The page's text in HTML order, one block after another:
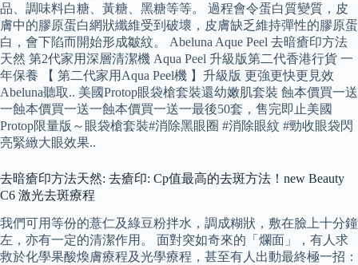
品、調味料白糖、黃糖、黑糖等等。 過程會令蛋白質變質，皮
膚中的膠原蛋白網狀纖維受到破壞，皮膚缺乏維持彈性的膠原蛋
白，會下陷而開始形成皺紋。 Abeluna Aque Peel 去暗瘡印方法
天然 第2代家用深層清潔機 Aqua Peel 升級版第二代香港行貨 一
年保養 【 第二代家用Aqua Peel機 】升級版 更強更快更見效
Abeluna聽取.. 美國Protop眼袋槍套裝還幼嫩肌套裝 蝕本價買一送
一蝕本價買一送一蝕本價買一送一最後50套，售完即止美國
Protop限量版～眼袋槍套裝#消除黑眼圈 #消除眼紋 #勁收眼袋閃
亮緊緻大眼效果..
去暗瘡印方法天然: 去瘡印: Cp值最高的去斑方法！new Beauty
C6 激光去斑療程
我們可用等份的薏仁及綠豆粉拌水，調成糊狀，敷在臉上十分鐘
左，亦有一定的清潔作用。 面對突如奇來的「爛面」，有人求
救於化學果酸煥膚療程及光學療程，甚至有人出動最終極一招：